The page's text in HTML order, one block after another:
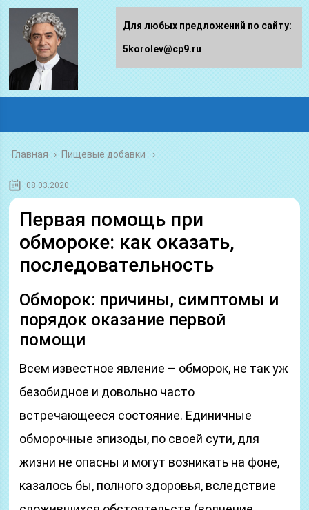
Главная › Пищевые добавки
08.03.2020
Первая помощь при
обмороке: как оказать,
последовательность
Обморок: причины, симптомы и
порядок оказание первой
помощи
Всем известное явление – обморок, не так уж
безобидное и довольно часто
встречающееся состояние. Единичные
обморочные эпизоды, по своей сути, для
жизни не опасны и могут возникать на фоне,
казалось бы, полного здоровья, вследствие
Для любых предложений по сайту:
5korolev@cp9.ru